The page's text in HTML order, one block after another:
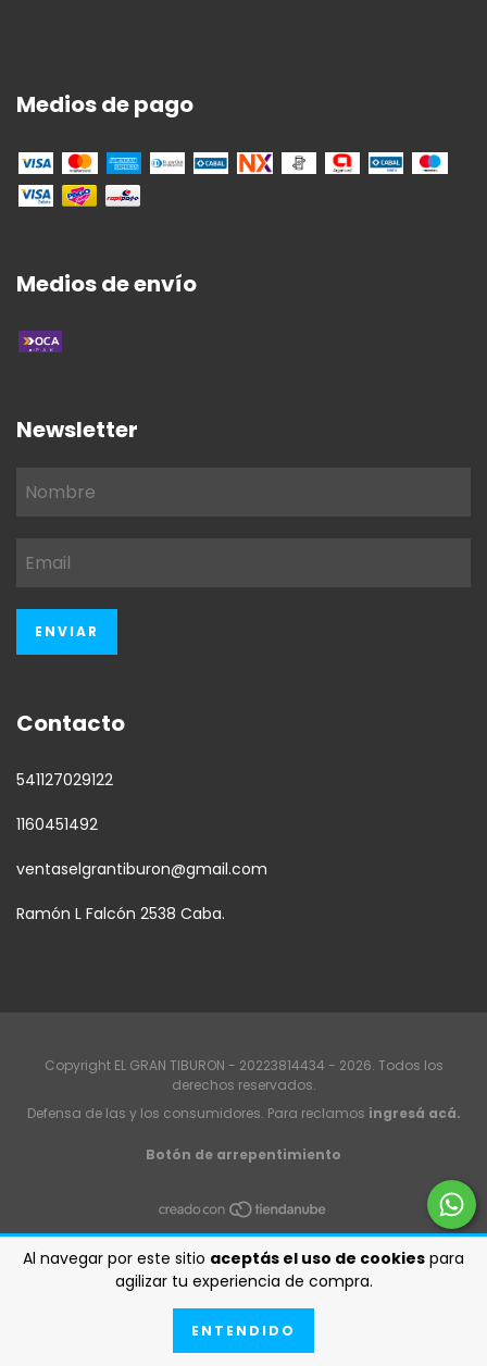
Al navegar por este sitio aceptás el uso de cookies para
agilizar tu experiencia de compra.
ENTENDIDO
Medios de pago
Medios de envío
Newsletter
Contacto
541127029122
1160451492
ventaselgrantiburon@gmail.com
Ramón L Falcón 2538 Caba.
Copyright EL GRAN TIBURON - 20223814434 - 2026. Todos los
derechos reservados.
Defensa de las y los consumidores. Para reclamos ingresá acá.
Botón de arrepentimiento